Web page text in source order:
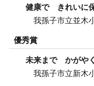
健康で きれいに
我孫子市立並木
優秀賞
未来まで かがやく
我孫子市立新木